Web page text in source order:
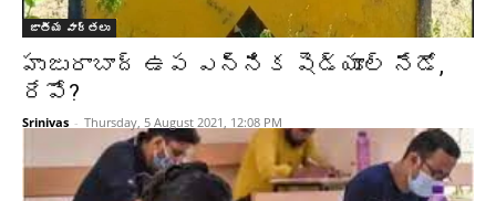
జాతీయ వార్తలు
హుజురాబాద్ ఉప ఎన్నిక షెడ్యూల్ నేడో,
రేపో?
Srinivas - Thursday, 5 August 2021, 12:08 PM